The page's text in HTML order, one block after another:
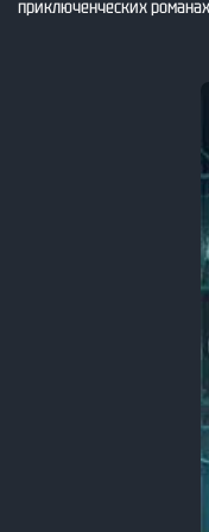
приключенческих